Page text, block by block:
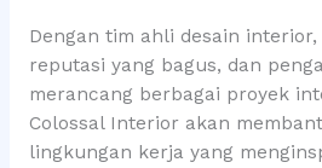
Dengan tim ahli desain
reputasi yang bagus, dan
merancang berbagai proyek
Colossal Interior akan
lingkungan kerja yang